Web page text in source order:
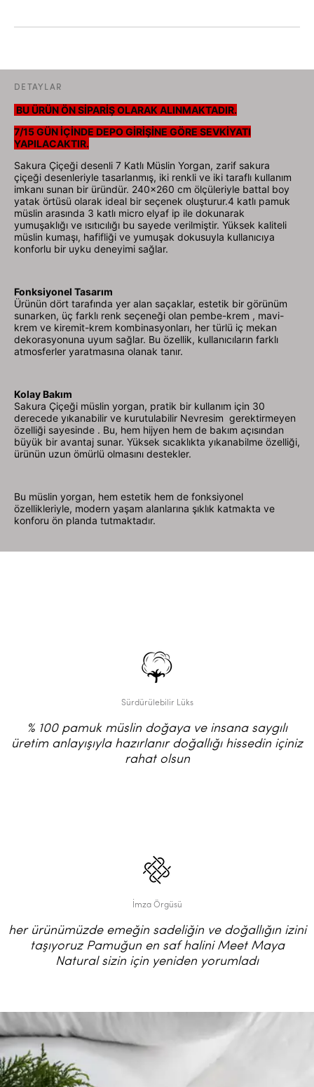
DETAYLAR
BU ÜRÜN ÖN SİPARİŞ OLARAK ALINMAKTADIR.
7/15 GÜN İÇİNDE DEPO GİRİŞİNE GÖRE SEVKİYATI
YAPILACAKTIR.
Sakura Çiçeği desenli 7 Katlı Müslin Yorgan, zarif sakura
çiçeği desenleriyle tasarlanmış, iki renkli ve iki taraflı kullanım
imkanı sunan bir üründür. 240x260 cm ölçüleriyle battal boy
yatak örtüsü olarak ideal bir seçenek oluşturur.4 katlı pamuk
müslin arasında 3 katlı micro elyaf ip ile dokunarak
yumuşaklığı ve ısıtıcılığı bu sayede verilmiştir. Yüksek kaliteli
müslin kumaşı, hafifliği ve yumuşak dokusuyla kullanıcıya
konforlu bir uyku deneyimi sağlar.
Fonksiyonel Tasarım
Ürünün dört tarafında yer alan saçaklar, estetik bir görünüm
sunarken, üç farklı renk seçeneği olan pembe-krem , mavi-
krem ve kiremit-krem kombinasyonları, her türlü iç mekan
dekorasyonuna uyum sağlar. Bu özellik, kullanıcıların farklı
atmosferler yaratmasına olanak tanır.
Kolay Bakım
Sakura Çiçeği müslin yorgan, pratik bir kullanım için 30
derecede yıkanabilir ve kurutulabilir Nevresim gerektirmeyen
özelliği sayesinde . Bu, hem hijyen hem de bakım açısından
büyük bir avantaj sunar. Yüksek sıcaklıkta yıkanabilme özelliği,
ürünün uzun ömürlü olmasını destekler.
Bu müslin yorgan, hem estetik hem de fonksiyonel
özellikleriyle, modern yaşam alanlarına şıklık katmakta ve
konforu ön planda tutmaktadır.
Sürdürülebilir Lüks
% 100 pamuk müslin doğaya ve insana saygılı
üretim anlayışıyla hazırlanır doğallığı hissedin içiniz
rahat olsun
İmza Örgüsü
her ürünümüzde emeğin sadeliğin ve doğallığın izini
taşıyoruz Pamuğun en saf halini Meet Maya
Natural sizin için yeniden yorumladı